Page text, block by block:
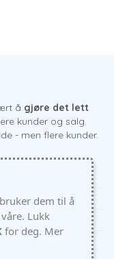
å gjøre det lett
kunder og salg.
- men flere kunder.
dem til å
Lukk
for deg. Mer